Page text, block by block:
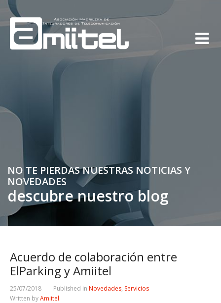
NO TE PIERDAS NUESTRAS NOTICIAS Y
NOVEDADES
descubre nuestro blog
Acuerdo de colaboración entre
ElParking y Amiitel
25/07/2018 Published in Novedades, Servicios
Written byAmiitel